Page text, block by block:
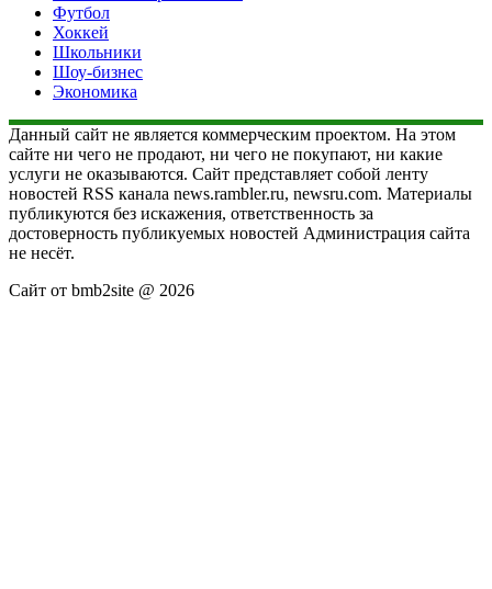
Футбол
Хоккей
Школьники
Шоу-бизнес
Экономика
Данный сайт не является коммерческим проектом. На этом
сайте ни чего не продают, ни чего не покупают, ни какие
услуги не оказываются. Сайт представляет собой ленту
новостей RSS канала news.rambler.ru, newsru.com. Материалы
публикуются без искажения, ответственность за
достоверность публикуемых новостей Администрация сайта
не несёт.
Сайт от bmb2site @ 2026